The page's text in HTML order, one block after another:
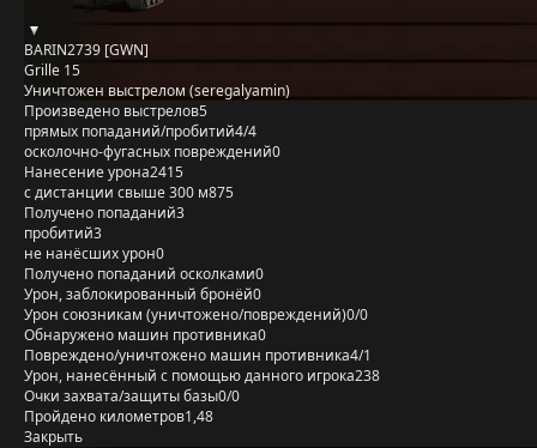
BARIN2739 [GWN]
Grille 15
Уничтожен выстрелом (seregalyamin)
Произведено выстрелов5
прямых попаданий/пробитий4/4
осколочно-фугасных повреждений0
Нанесение урона2415
с дистанции свыше 300 м875
Получено попаданий3
пробитий3
не нанёсших урон0
Получено попаданий осколками0
Урон, заблокированный бронёй0
Урон союзникам (уничтожено/повреждений)0/0
Обнаружено машин противника0
Повреждено/уничтожено машин противника4/1
Урон, нанесённый с помощью данного игрока238
Очки захвата/защиты базы0/0
Пройдено километров1,48
Закрыть